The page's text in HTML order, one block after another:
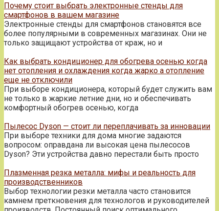
Почему стоит выбрать электронные стенды для
смартфонов в вашем магазине
Электронные стенды для смартфонов становятся все
более популярными в современных магазинах. Они не
только защищают устройства от краж, но и
Как выбрать кондиционер для обогрева осенью когда
нет отопления и охлаждения когда жарко а отопление
еще не отключили
При выборе кондиционера, который будет служить вам
не только в жаркие летние дни, но и обеспечивать
комфортный обогрев осенью, когда
Пылесос Dyson — стоит ли переплачивать за инновации
При выборе техники для дома многие задаются
вопросом: оправдана ли высокая цена пылесосов
Dyson? Эти устройства давно перестали быть просто
Плазменная резка металла: мифы и реальность для
производственников
Выбор технологии резки металла часто становится
камнем преткновения для технологов и руководителей